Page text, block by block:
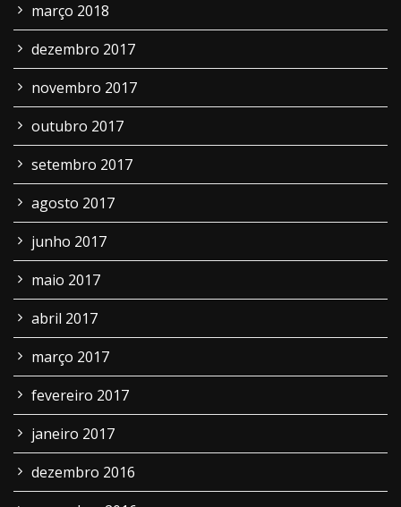
março 2018
dezembro 2017
novembro 2017
outubro 2017
setembro 2017
agosto 2017
junho 2017
maio 2017
abril 2017
março 2017
fevereiro 2017
janeiro 2017
dezembro 2016